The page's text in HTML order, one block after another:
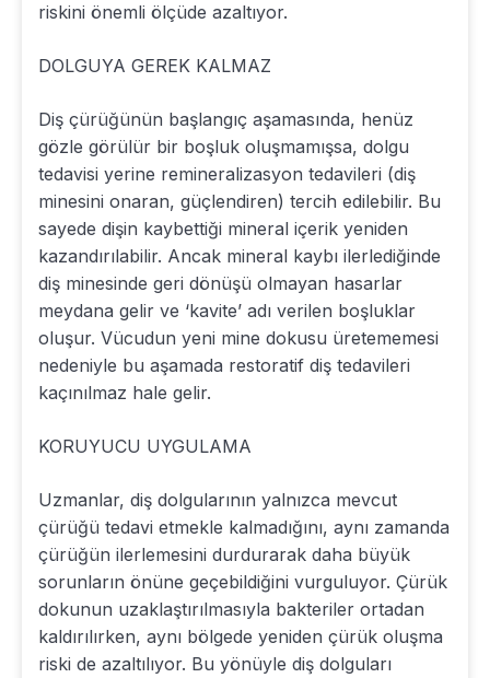
riskini önemli ölçüde azaltıyor.
DOLGUYA GEREK KALMAZ
Diş çürüğünün başlangıç aşamasında, henüz
gözle görülür bir boşluk oluşmamışsa, dolgu
tedavisi yerine remineralizasyon tedavileri (diş
minesini onaran, güçlendiren) tercih edilebilir. Bu
sayede dişin kaybettiği mineral içerik yeniden
kazandırılabilir. Ancak mineral kaybı ilerlediğinde
diş minesinde geri dönüşü olmayan hasarlar
meydana gelir ve ‘kavite’ adı verilen boşluklar
oluşur. Vücudun yeni mine dokusu üretememesi
nedeniyle bu aşamada restoratif diş tedavileri
kaçınılmaz hale gelir.
KORUYUCU UYGULAMA
Uzmanlar, diş dolgularının yalnızca mevcut
çürüğü tedavi etmekle kalmadığını, aynı zamanda
çürüğün ilerlemesini durdurarak daha büyük
sorunların önüne geçebildiğini vurguluyor. Çürük
dokunun uzaklaştırılmasıyla bakteriler ortadan
kaldırılırken, aynı bölgede yeniden çürük oluşma
riski de azaltılıyor. Bu yönüyle diş dolguları